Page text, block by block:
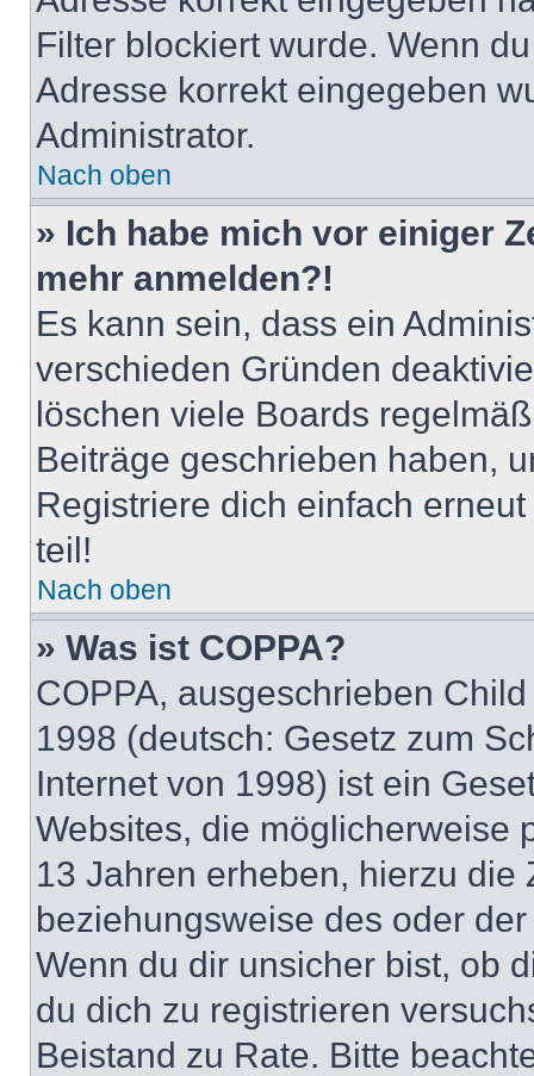
Filter blockiert wurde. Wenn
Adresse korrekt eingegeben
Administrator.
Nach oben
» Ich habe mich vor einiger
mehr anmelden?!
Es kann sein, dass ein
verschieden Gründen
löschen viele Boards
Beiträge geschrieben haben,
Registriere dich einfach
teil!
Nach oben
» Was ist COPPA?
COPPA, ausgeschrieben
1998 (deutsch: Gesetz zum
Internet von 1998) ist ein
Websites, die möglicherweise
13 Jahren erheben, hierzu die
beziehungsweise des oder
Wenn du dir unsicher bist, ob
du dich zu registrieren
Beistand zu Rate. Bitte